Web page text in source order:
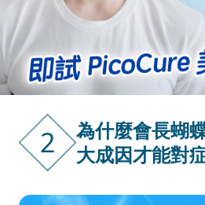
2
為什麼會長蝴
大成因才能對